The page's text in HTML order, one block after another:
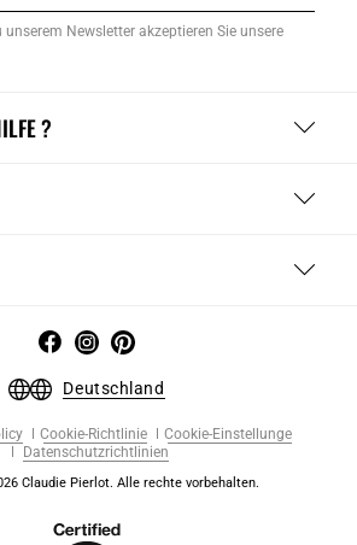
?
Newsletter akzeptieren Sie unsere
Deutschland
Cookie-Richtlinie
Cookie-Einstellunge
Datenschutzrichtlinien
Claudie Pierlot. Alle rechte vorbehalten.